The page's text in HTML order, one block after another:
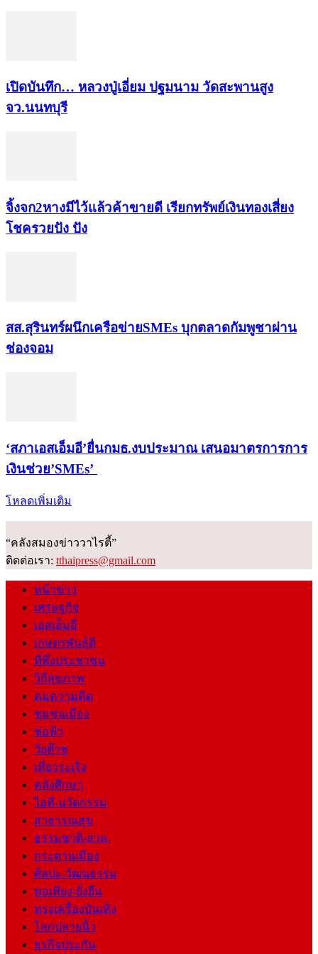
เปิดบันทึก… หลวงปู่เอี่ยม ​ปฐม​นาม​ วัดสะพานสูง​
จว.นนทบุรี
จิ้งจก​2​หาง​มีไว้แล้ว​ค้าขาย​ดี​ เรียก​ทรัพย์เงินทอง​เสี่ยง
โชค​รวยปัง​ ปัง​
สส.สุรินทร์ผนึกเครือข่ายSMEs บุกตลาดกัมพูชาผ่าน
ช่องจอม
‘สภาเอสเอ็มอี’ยื่นกมธ.งบประมาณ เสนอมาตรการการ
เงินช่วย’SMEs’
โหลดเพิ่มเติม
“คลังสมองข่าววาไรตี้”
ติดต่อเรา: tthaipress@gmail.com
หน้าข่าว
เศรษฐกิจ
เอสเอ็มอี
เกษตรพันธุ์ดี
ที่พึ่งประชาชน
วิถีสุขภาพ
คมความคิด
ชุมชนเมือง
ช่อฟ้า
วัยต๊าช
เที่ยวระเริง
คลังศึกษา
ไอที-นวัตกรรม
สาธารณสุข
ธรรมชาติ-สวล.
กระดานเมือง
ศิลปะ-วัฒนธรรม
พอเพียง-ยั่งยืน
ทรงเครื่องบันเทิง
โลกปลายนิ้ว
ธุรกิจประกัน